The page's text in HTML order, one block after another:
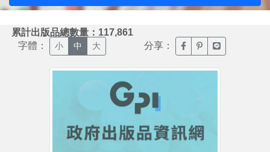
累計出版品總數量：117,861
字體： 小 中 大 分享： 臉書分享(另開新視窗)
噗浪分享(另開新
Line分享(另